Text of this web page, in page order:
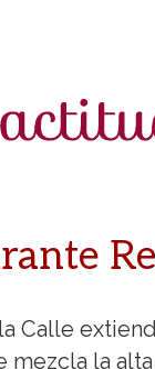
Calle
mezcla la